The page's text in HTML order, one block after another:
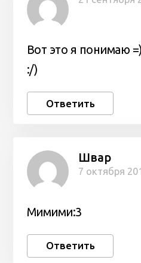
Вот это я понимаю
:/)
Ответить
Швар
7 октября
Мимими:3
Ответить